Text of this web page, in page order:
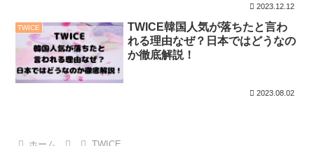
2023.12.12
TWICE
TWICE韓国人気が落ちたと言わ
れる理由なぜ？日本ではどうなの
か徹底解説！
2023.08.02